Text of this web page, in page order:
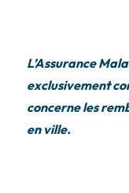
L’Assurance
exclusivement
concerne les
en ville.